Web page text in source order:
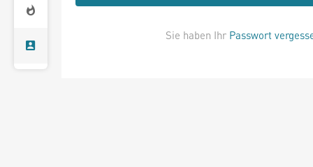
Sie haben Ihr Passwort